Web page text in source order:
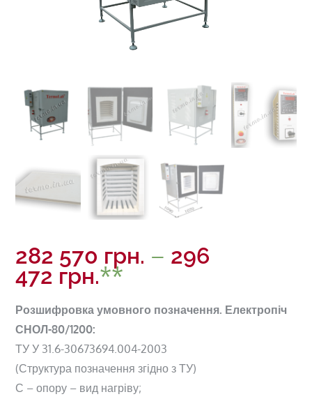
282 570 грн. – 296
472 грн.
Розшифровка умовного позначення. Електропіч
СНОЛ-80/1200:
ТУ У 31.6-30673694.004-2003
(Структура позначення згідно з ТУ)
С – опору – вид нагріву;